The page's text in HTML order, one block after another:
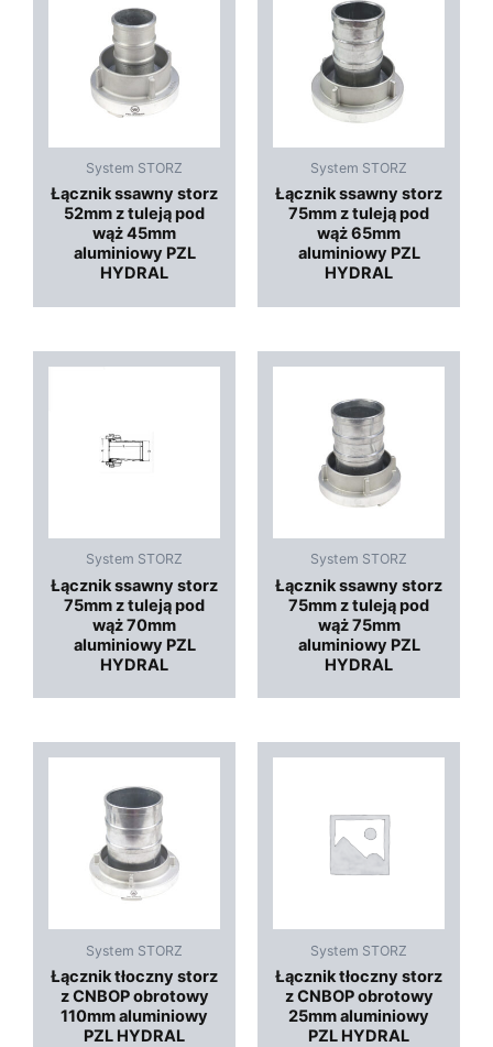
System STORZ
Łącznik ssawny storz
52mm z tuleją pod
wąż 45mm
aluminiowy PZL
HYDRAL
System STORZ
Łącznik ssawny storz
75mm z tuleją pod
wąż 65mm
aluminiowy PZL
HYDRAL
System STORZ
Łącznik ssawny storz
75mm z tuleją pod
wąż 70mm
aluminiowy PZL
HYDRAL
System STORZ
Łącznik ssawny storz
75mm z tuleją pod
wąż 75mm
aluminiowy PZL
HYDRAL
System STORZ
Łącznik tłoczny storz
z CNBOP obrotowy
110mm aluminiowy
PZL HYDRAL
System STORZ
Łącznik tłoczny storz
z CNBOP obrotowy
25mm aluminiowy
PZL HYDRAL